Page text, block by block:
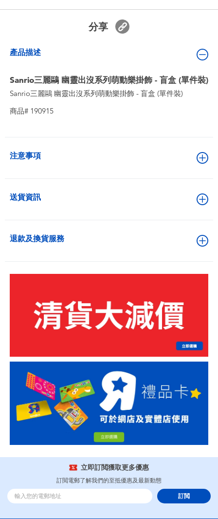
生活精品
分享
產品描述
Sanrio三麗鷗 幽靈出沒系列萌動樂掛飾 - 盲盒 (單件裝)
Sanrio三麗鷗 幽靈出沒系列萌動樂掛飾 - 盲盒 (單件裝)
商品# 190915
注意事項
送貨資訊
退款及換貨服務
立即訂閲獲取更多優惠
訂閲電郵了解我們的至抵優惠及最新動態
訂閲